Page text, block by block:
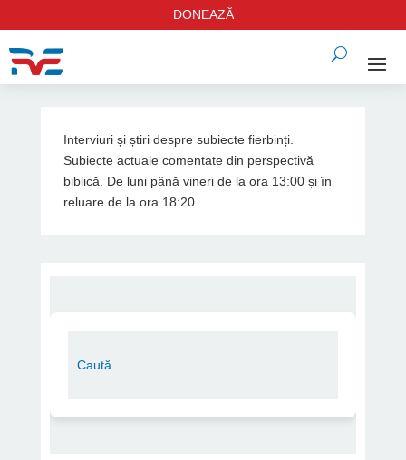
DONEAZĂ
Interviuri și știri despre subiecte fierbinți.
Subiecte actuale comentate din perspectivă
biblică. De luni până vineri de la ora 13:00 și în
reluare de la ora 18:20.